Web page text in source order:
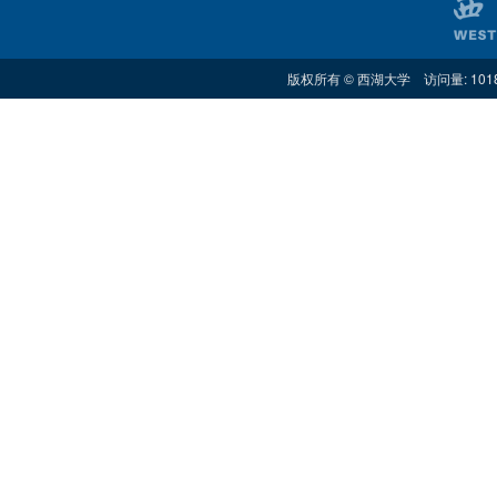
版权所有 © 西湖大学 访问量: